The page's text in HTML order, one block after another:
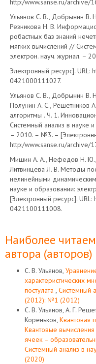
http:/www.sanse.ru/archive/
Ульянов С. В., Добрынин
Резникова Н. В.
робастных баз знаний
мягких вычислений //
электрон. науч. журнал. –
Электронный ресурс]. URL:
0421000111027.
Ульянов С. В., Добрынин
Полунин А. С., Решетников
алгоритмы . Ч. 1.
Системный анализ в науке
– 2010. – №3. –
http:/www.sanse.ru/archive/
Мишин А. А., Нефедов Н. Ю.,
Литвинцева Л. В. Методы
нелинейными
науке и образовании:
[Электронный ресурс].
0421100111008.
Наиболее
автора (авторов)
С. В. Ульянов,
характеристических
постулата , Системный
(2012): №1 (2012)
С. В. Ульянов, А. Г.
Кореньков, Квантовая
Квантовые
ячеек –
Системный анализ в
(2020)